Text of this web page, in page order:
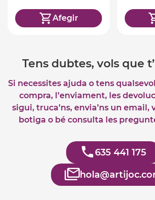
Afegir
Tens dubtes, vols que
Si necessites ajuda o tens
compra, l’enviament, les
sigui, truca’ns, envia’ns un email,
botiga o bé consulta les
635 441 175